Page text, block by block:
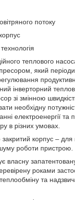
потоку
теплового
який
інверторний
зі змінною
необхідну
електроенергії та
в різних умовах.
корпус –
роботи пристрою.
власну
роками
та